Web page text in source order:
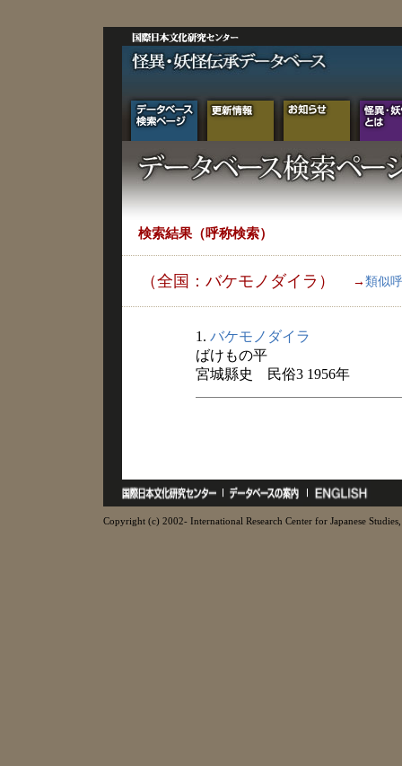
検索結果（呼称検索）
（全国：バケモノダイラ） → 類似
1. バケモノダイラ
ばけもの平
宮城縣史 民俗3 1956年
Copyright (c) 2002- International Research Center for Japanese